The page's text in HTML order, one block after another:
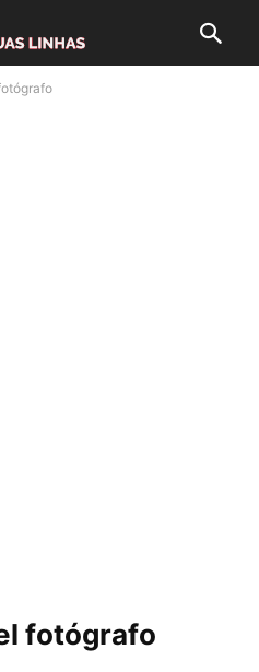
fotógrafo